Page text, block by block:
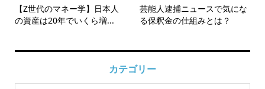
【Z世代のマネー学】日本人
の資産は20年でいくら増...
芸能人逮捕ニュースで気にな
る保釈金の仕組みとは？
カテゴリー